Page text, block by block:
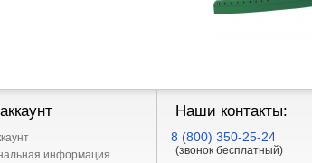
информация
Наши контакты:
8 (800) 350-25-24
(звонок бесплатный)